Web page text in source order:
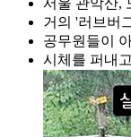
거의 '러브버
공무원들이
시체를 퍼내